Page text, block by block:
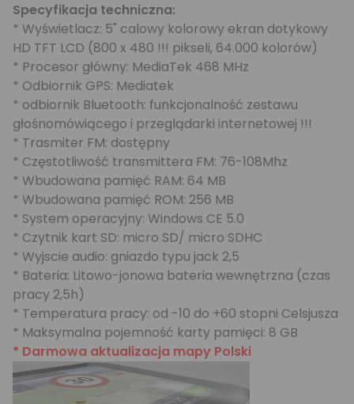
Specyfikacja techniczna:
* Wyświetlacz: 5" calowy kolorowy ekran dotykowy
HD TFT LCD (800 x 480 !!! pikseli, 64.000 kolorów)
* Procesor główny: MediaTek 468 MHz
* Odbiornik GPS: Mediatek
* odbiornik Bluetooth: funkcjonalność zestawu
głośnomówiącego i przeglądarki internetowej !!!
* Trasmiter FM: dostępny
* Częstotliwość transmittera FM: 76-108Mhz
* Wbudowana pamięć RAM: 64 MB
* Wbudowana pamięć ROM: 256 MB
* System operacyjny: Windows CE 5.0
* Czytnik kart SD: micro SD/ micro SDHC
* Wyjscie audio: gniazdo typu jack 2,5
* Bateria: Litowo-jonowa bateria wewnętrzna (czas
pracy 2,5h)
* Temperatura pracy: od -10 do +60 stopni Celsjusza
* Maksymalna pojemność karty pamięci: 8 GB
* Darmowa aktualizacja mapy Polski